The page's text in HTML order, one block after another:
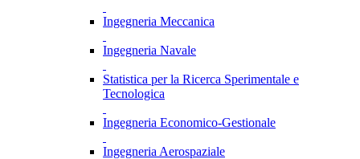
Ingegneria Meccanica
Ingegneria Navale
Statistica per la Ricerca Sperimentale e
Tecnologica
Ingegneria Economico-Gestionale
Ingegneria Aerospaziale